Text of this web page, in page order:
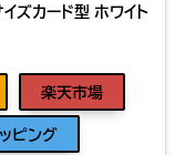
ズカード型 ホワイト
楽天市場
ピング